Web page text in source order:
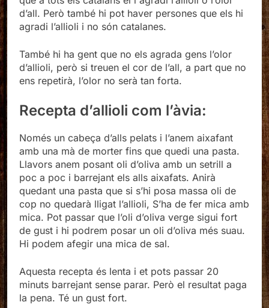
d’all. Però també hi pot haver persones que els hi
agradi l’allioli i no són catalanes.
També hi ha gent que no els agrada gens l’olor
d’allioli, però si treuen el cor de l’all, a part que no
ens repetirà, l’olor no serà tan forta.
Recepta d’allioli com l’àvia:
Només un cabeça d’alls pelats i l’anem aixafant
amb una mà de morter fins que quedi una pasta.
Llavors anem posant oli d’oliva amb un setrill a
poc a poc i barrejant els alls aixafats. Anirà
quedant una pasta que si s’hi posa massa oli de
cop no quedarà lligat l’allioli, S’ha de fer mica amb
mica. Pot passar que l’oli d’oliva verge sigui fort
de gust i hi podrem posar un oli d’oliva més suau.
Hi podem afegir una mica de sal.
Aquesta recepta és lenta i et pots passar 20
minuts barrejant sense parar. Però el resultat paga
la pena. Té un gust fort.